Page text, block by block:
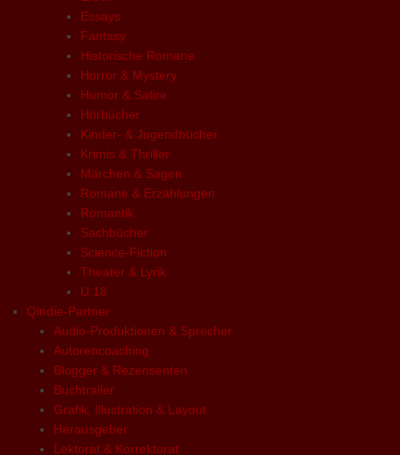
Essays
Fantasy
Historische Romane
Horror & Mystery
Humor & Satire
Hörbücher
Kinder- & Jugendbücher
Krimis & Thriller
Märchen & Sagen
Romane & Erzählungen
Romantik
Sachbücher
Science-Fiction
Theater & Lyrik
U 18
Qindie-Partner
Audio-Produktionen & Sprecher
Autorencoaching
Blogger & Rezensenten
Buchtrailer
Grafik, Illustration & Layout
Herausgeber
Lektorat & Korrektorat